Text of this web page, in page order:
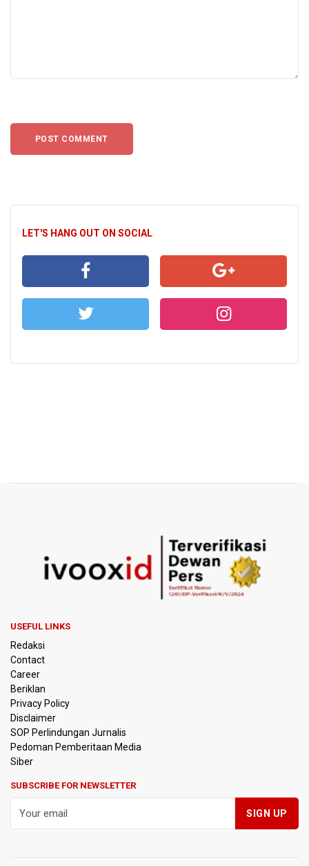
LET'S HANG OUT ON SOCIAL
USEFUL LINKS
Redaksi
Contact
Career
Beriklan
Privacy Policy
Disclaimer
SOP Perlindungan Jurnalis
Pedoman Pemberitaan Media
Siber
SUBSCRIBE FOR NEWSLETTER